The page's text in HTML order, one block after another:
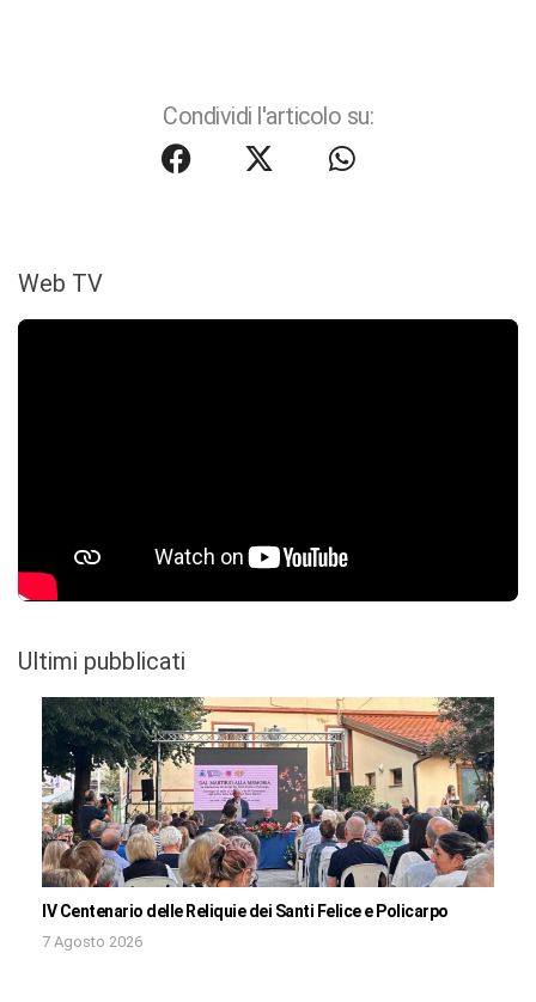
Condividi l'articolo su:
Web TV
Ultimi pubblicati
IV Centenario delle Reliquie dei Santi Felice e Policarpo
7 Agosto 2026